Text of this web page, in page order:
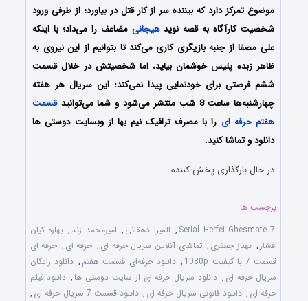
موضوع تمرکز دارد که بیننده سر از کار قتل در بیاورد؛ از طرفی ورود
شخصیت کارآگاه به قصه نویدهیجانی مضاعف را می‌داد؛ با اینکه
علی مصفا از جنبه‌ بازیگری کاری می‌کند تا بتوانیم از این نیروی به
ظاهر زبده‌ پلیس خوشمان بیاید، اما شخصیتش در خلال قسمت
ششم فرصتی برای خودنمایی پیدا نمی‌کند؛ این سریال هر هفته
چهارشنبه‌ها ساعت 8 شب منتشر می‌شود و شما می‌توانید
قسمت
هفتم حرفه ای را با مصرف ترافیک نیم بها از وبسایت دوستی ها
دانلود و تماشا کنید.
در حال بارگذاری پخش کننده...
برچسب ها
Serial Herfei Ghesmate 7
, المیرا دهقانی , امیرمحمد زند , بهاره کیان
افشار , بهناز جعفری , تماشای آنلاین سریال حرفه ای , حرفه ای , حرفه ای
قسمت 7 با کیفیت 1080p
, دانلود حرفه‌ای قسمت هفتم , دانلود رایگان
سریال حرفه ای , دانلود سریال حرفه ای از سایت دوستی ها , دانلود فیلم
حرفه ای , دانلود قانونی سریال حرفه ای , دانلود قسمت 7 سریال حرفه ای
,